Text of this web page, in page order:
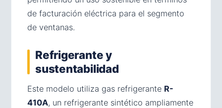
de facturación eléctrica para el segmento
de ventanas.
Refrigerante y
sustentabilidad
Este modelo utiliza gas refrigerante R-
410A, un refrigerante sintético ampliamente